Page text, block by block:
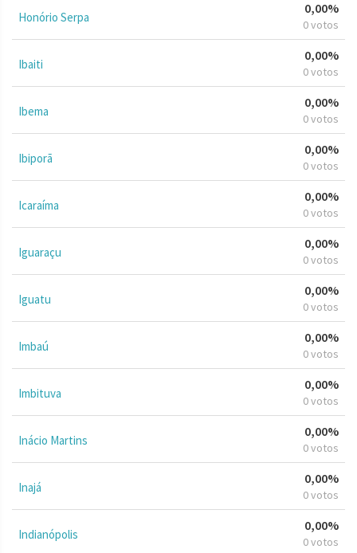
Honório Serpa
0,00%
0 votos
Ibaiti
0,00%
0 votos
Ibema
0,00%
0 votos
Ibiporã
0,00%
0 votos
Icaraíma
0,00%
0 votos
Iguaraçu
0,00%
0 votos
Iguatu
0,00%
0 votos
Imbaú
0,00%
0 votos
Imbituva
0,00%
0 votos
Inácio Martins
0,00%
0 votos
Inajá
0,00%
0 votos
Indianópolis
0,00%
0 votos